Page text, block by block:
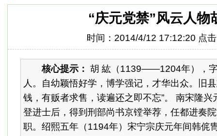
“庆元党禁”风云人物
时间：2014/4/12 17:12:20 点
核心提示： 胡 紘（1139——1204年），
人。自幼颖悟好学，博学强记，才华出众。旧
钱，有贩者求售，读遍还之即不忘”。 南宋隆
登进士后，得到刑部尚书京镗举荐，任都进奏
职。绍熙五年（1194年）宋宁宗庆元年间韩侂